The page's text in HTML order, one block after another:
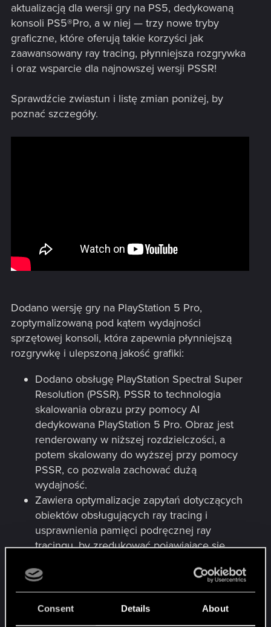
Consent Details About
aktualizacją dla wersji gry na PS5, dedykowaną
konsoli PS5®Pro, a w niej — trzy nowe tryby
graficzne, które oferują takie korzyści jak
zaawansowany ray tracing, płynniejsza rozgrywka
i oraz wsparcie dla najnowszej wersji PSSR!
Sprawdźcie zwiastun i listę zmian poniżej, by
poznać szczegóły.
Dodano wersję gry na PlayStation 5 Pro,
zoptymalizowaną pod kątem wydajności
sprzętowej konsoli, która zapewnia płynniejszą
rozgrywkę i ulepszoną jakość grafiki:
Dodano obsługę PlayStation Spectral Super
Resolution (PSSR). PSSR to technologia
skalowania obrazu przy pomocy AI
dedykowana PlayStation 5 Pro. Obraz jest
renderowany w niższej rozdzielczości, a
potem skalowany do wyższej przy pomocy
PSSR, co pozwala zachować dużą
wydajność.
Zawiera optymalizacje zapytań dotyczących
obiektów obsługujących ray tracing i
usprawnienia pamięci podręcznej ray
tracingu, by zredukować pojawiające się
Wprowadza wsparcie dla struktury BVH8 (8-
way Bounding Volume Hierarchy) w celu
poprawy wydajności i skuteczności